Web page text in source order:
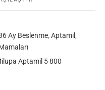
Ay Beslenme,Aptamil,
Aptamil 5 800